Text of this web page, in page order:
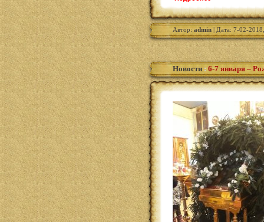
Автор:admin| Дата: 7-02-
Новости : 6-7 января –